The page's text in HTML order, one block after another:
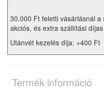
30.000 Ft feletti vásárlásnál
akciós, és extra szállítási
Utánvét kezelés díja: +400 Ft
Termék információ